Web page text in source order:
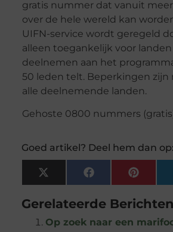
gratis nummer dat vanuit
over de hele wereld kan
UIFN-service wordt geregeld
alleen toegankelijk voor
deelnemen aan het
50 leden telt. Beperkingen zijn
alle deelnemende landen.
Gehoste 0800 nummers
Goed artikel? Deel hem dan op:
X
(Twitter)
Facebook
Gerelateerde
Op zoek naar een